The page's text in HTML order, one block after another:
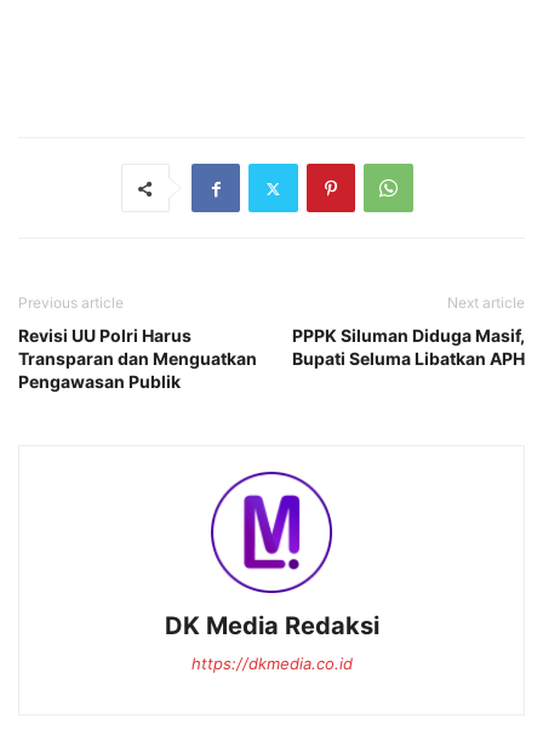
Previous article
Revisi UU Polri Harus
Transparan dan Menguatkan
Pengawasan Publik
Next article
PPPK Siluman Diduga Masif,
Bupati Seluma Libatkan APH
DK Media Redaksi
https://dkmedia.co.id